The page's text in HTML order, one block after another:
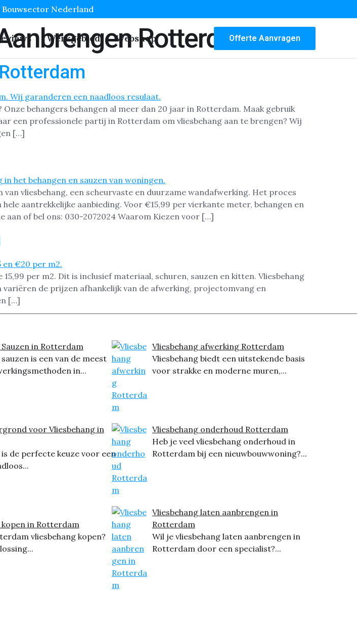
Nederland
Werkgebied Webshop Offerte Aanvragen
Rotterdam
behangers behangen al meer dan 20 jaar in Rotterdam. Maak gebruik
een professionele partij in Rotterdam om vliesbehang aan te brengen? Wij
[…]
vliesbehang, een scheurvaste en duurzame wandafwerking. Het proces
aantrekkelijke aanbieding. Voor €15,99 per vierkante meter, behangen en
of bel ons: 030-2072024 Waarom Kiezen voor […]
per m2. Dit is inclusief materiaal, schuren, sauzen en kitten. Vliesbehang
de prijzen afhankelijk van de afwerking, projectomvang en
[…]
Sauzen in Rotterdam
is een van de meest
in...
voor Vliesbehang in
is de perfecte keuze voor een
kopen in Rotterdam
vliesbehang kopen?
Vliesbehang afwerking Rotterdam
Vliesbehang biedt een uitstekende basis
voor strakke en moderne muren,...
Vliesbehang onderhoud Rotterdam
Heb je veel vliesbehang onderhoud in
Rotterdam bij een nieuwbouwwoning?...
Vliesbehang laten aanbrengen in
Rotterdam
Wil je vliesbehang laten aanbrengen in
Rotterdam door een specialist?...